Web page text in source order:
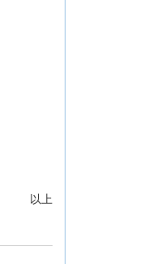
以上